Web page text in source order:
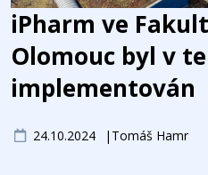
iPharm ve
Olomouc byl v
implementován
24.10.2024 Tomáš Hamr